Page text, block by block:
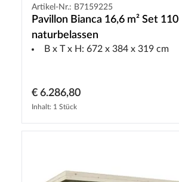
Artikel-Nr.: B7159225
Pavillon Bianca 16,6 m² Set 110
naturbelassen
B x T x H: 672 x 384 x 319 cm
€ 6.286,80
Inhalt: 1 Stück